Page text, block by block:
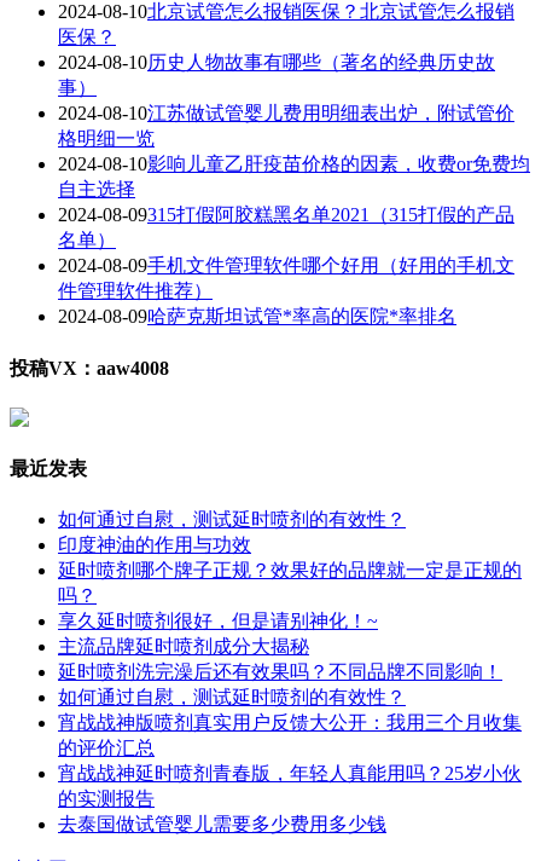
2024-08-10北京试管怎么报销医保？北京试管怎么报销
医保？
2024-08-10历史人物故事有哪些（著名的经典历史故
事）
2024-08-10江苏做试管婴儿费用明细表出炉，附试管价
格明细一览
2024-08-10影响儿童乙肝疫苗价格的因素，收费or免费均
自主选择
2024-08-09315打假阿胶糕黑名单2021（315打假的产品
名单）
2024-08-09手机文件管理软件哪个好用（好用的手机文
件管理软件推荐）
2024-08-09哈萨克斯坦试管*率高的医院*率排名
投稿VX：aaw4008
最近发表
如何通过自慰，测试延时喷剂的有效性？
印度神油的作用与功效
延时喷剂哪个牌子正规？效果好的品牌就一定是正规的
吗？
享久延时喷剂很好，但是请别神化！~
主流品牌延时喷剂成分大揭秘
延时喷剂洗完澡后还有效果吗？不同品牌不同影响！
如何通过自慰，测试延时喷剂的有效性？
宵战战神版喷剂真实用户反馈大公开：我用三个月收集
的评价汇总
宵战战神延时喷剂青春版，年轻人真能用吗？25岁小伙
的实测报告
去泰国做试管婴儿需要多少费用多少钱